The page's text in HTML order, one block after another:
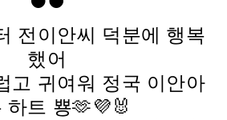
전이안씨 덕분에 행복
했어
고 귀여워 정국 이안아
하트 뿅🫶💜🐰